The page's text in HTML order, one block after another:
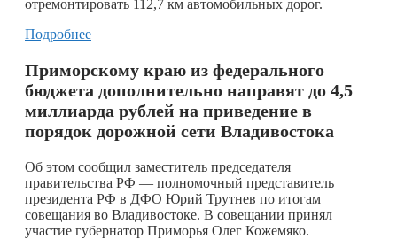
отремонтировать 112,7 км автомобильных дорог.
Подробнее
Приморскому краю из федерального
бюджета дополнительно направят до 4,5
миллиарда рублей на приведение в
порядок дорожной сети Владивостока
Об этом сообщил заместитель председателя
правительства РФ — полномочный представитель
президента РФ в ДФО Юрий Трутнев по итогам
совещания во Владивостоке. В совещании принял
участие губернатор Приморья Олег Кожемяко.